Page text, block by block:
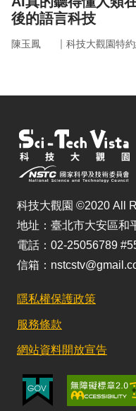
後的語言科技
陳玉鳳 ｜ 科技大觀園特
科技大觀園 ©2020 All
地址：臺北市大安區和
電話：02-25056789
信箱：
隱私權保護政策
服務條款
網站資料開放宣告